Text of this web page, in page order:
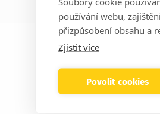
používání webu,
přizpůsobení obsahu a
Zjistit více
Povolit cookies